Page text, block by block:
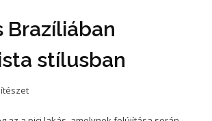
Brazíliában
stílusban